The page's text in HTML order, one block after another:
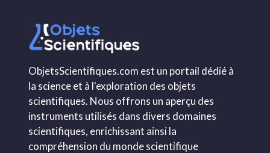
ObjetsScientifiques.com est un portail dédié à
la science et à l'exploration des objets
scientifiques. Nous offrons un aperçu des
instruments utilisés dans divers domaines
scientifiques, enrichissant ainsi la
compréhension du monde scientifique